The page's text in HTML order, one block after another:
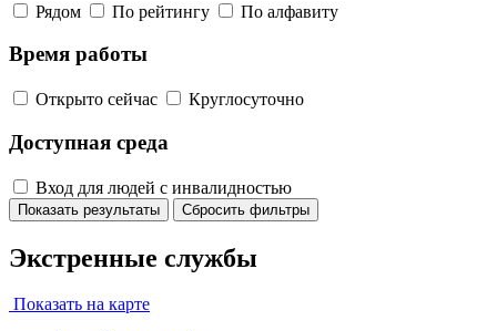
Рядом По рейтингу По алфавиту
Время работы
Открыто сейчас Круглосуточно
Доступная среда
Вход для людей с инвалидностью
Показать результаты Сбросить фильтры
Экстренные службы
Показать на карте